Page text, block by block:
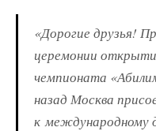
«Дорогие друзья!
церемонии
чемпионата
назад Москва
к международному